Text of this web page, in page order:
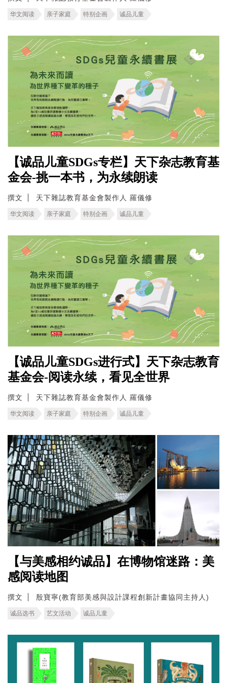
华文阅读 亲子家庭 特别企画 诚品儿童
【诚品儿童SDGs专栏】天下杂志教育基
金会-挑一本书，为永续朗读
撰文 天下雜誌教育基金會製作人 羅儀修
华文阅读 亲子家庭 特别企画 诚品儿童
【诚品儿童SDGs进行式】天下杂志教育
基金会-阅读永续，看见全世界
撰文 天下雜誌教育基金會製作人 羅儀修
华文阅读 亲子家庭 特别企画 诚品儿童
【与美感相约诚品】在博物馆迷路：美
感阅读地图
撰文 殷寶寧(教育部美感與設計課程創新計畫協同主持人)
诚品选书 艺文活动 诚品儿童